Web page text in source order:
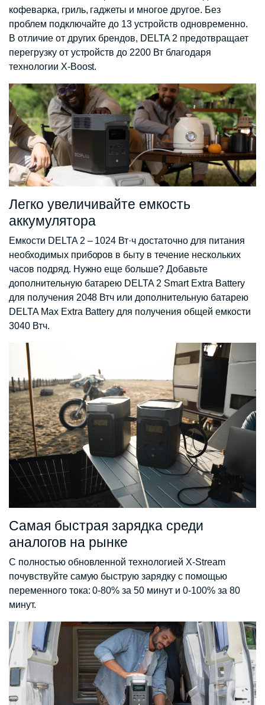
кофеварка, гриль, гаджеты и многое другое. Без
проблем подключайте до 13 устройств одновременно.
В отличие от других брендов, DELTA 2 предотвращает
перегрузку от устройств до 2200 Вт благодаря
технологии X-Boost.
Легко увеличивайте емкость
аккумулятора
Емкости DELTA 2 – 1024 Вт·ч достаточно для питания
необходимых приборов в быту в течение нескольких
часов подряд. Нужно еще больше? Добавьте
дополнительную батарею DELTA 2 Smart Extra Battery
для получения 2048 Втч или дополнительную батарею
DELTA Max Extra Battery для получения общей емкости
3040 Втч.
Самая быстрая зарядка среди
аналогов на рынке
С полностью обновленной технологией X-Stream
почувствуйте самую быструю зарядку с помощью
переменного тока: 0-80% за 50 минут и 0-100% за 80
минут.